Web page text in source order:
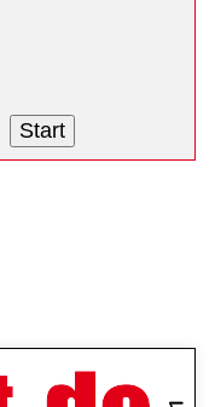
Start